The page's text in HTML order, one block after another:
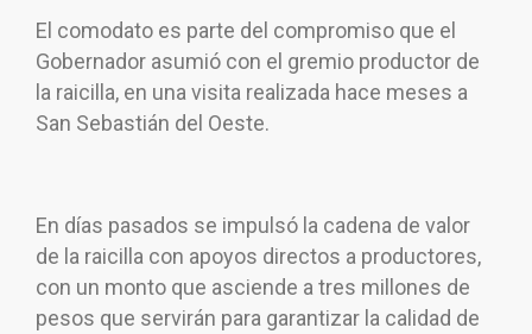
El comodato es parte del compromiso que el
Gobernador asumió con el gremio productor de
la raicilla, en una visita realizada hace meses a
San Sebastián del Oeste.
En días pasados se impulsó la cadena de valor
de la raicilla con apoyos directos a productores,
con un monto que asciende a tres millones de
pesos que servirán para garantizar la calidad de